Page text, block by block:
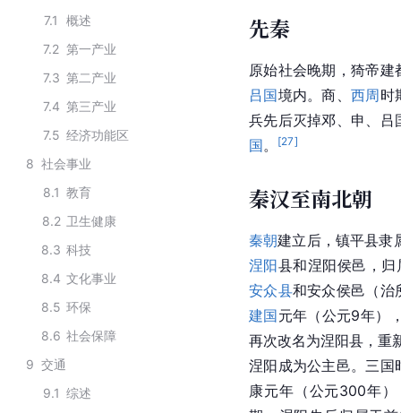
7.1
概述
7.2 第一产业
7.3 第二产业
7.4 第三产业
7.5 经济功能区
8 社会事业
8.1 教育
8.2 卫生健康
8.3 科技
8.4 文化事业
8.5 环保
8.6 社会保障
9 交通
9.1 综述
先秦
原始社会晚期，猗帝建
吕国境内。商、西周时
兵先后灭掉邓、申、
吕
国。 [27]
秦汉至南北朝
秦朝建立后，镇平县隶
涅阳县和涅阳侯邑，归
安众县和安众侯邑（治
建国元年（公元9年）
再次改名为涅阳县，重
涅阳成为公主邑。 三国
康元年（公元300年）